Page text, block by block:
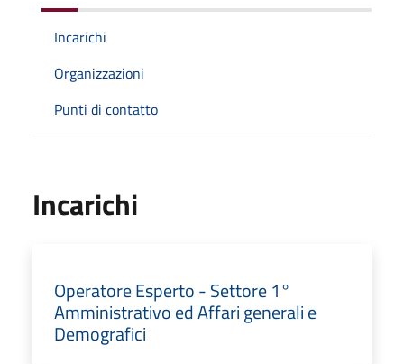
Incarichi
Organizzazioni
Punti di contatto
Incarichi
Operatore Esperto - Settore 1°
Amministrativo ed Affari generali e
Demografici